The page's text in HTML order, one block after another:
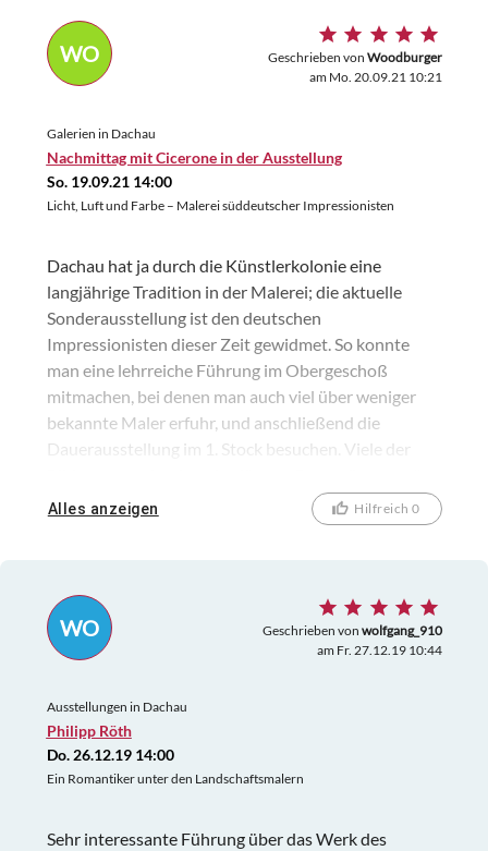
WO Geschrieben von Woodburger
am Mo. 20.09.21 10:21
Galerien in Dachau
Nachmittag mit Cicerone in der Ausstellung
So. 19.09.21 14:00
Licht, Luft und Farbe – Malerei süddeutscher Impressionisten
Dachau hat ja durch die Künstlerkolonie eine
langjährige Tradition in der Malerei; die aktuelle
Sonderausstellung ist den deutschen
Impressionisten dieser Zeit gewidmet. So konnte
man eine lehrreiche Führung im Obergeschoß
mitmachen, bei denen man auch viel über weniger
bekannte Maler erfuhr, und anschließend die
Dauerausstellung im 1. Stock besuchen. Viele der
Alles anzeigen Hilfreich 0
WO Geschrieben von wolfgang_910
am Fr. 27.12.19 10:44
Ausstellungen in Dachau
Philipp Röth
Do. 26.12.19 14:00
Ein Romantiker unter den Landschaftsmalern
Sehr interessante Führung über das Werk des